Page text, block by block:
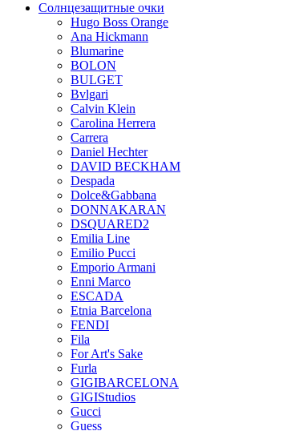
Солнцезащитные очки
Hugo Boss Orange
Ana Hickmann
Blumarine
BOLON
BULGET
Bvlgari
Calvin Klein
Carolina Herrera
Carrera
Daniel Hechter
DAVID BECKHAM
Despada
Dolce&Gabbana
DONNAKARAN
DSQUARED2
Emilia Line
Emilio Pucci
Emporio Armani
Enni Marco
ESCADA
Etnia Barcelona
FENDI
Fila
For Art's Sake
Furla
GIGIBARCELONA
GIGIStudios
Gucci
Guess